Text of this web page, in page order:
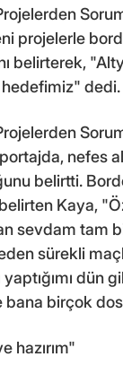
projelerle
belirterek,
dedi.
nefes
belirtti.
Kaya,
sevdam tam
sürekli
dün
birçok
hazırım"